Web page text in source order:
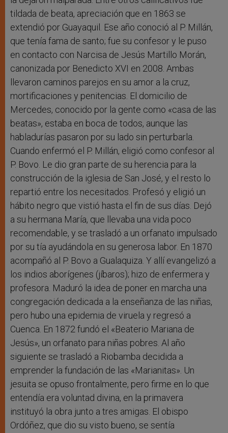
tildada de beata, apreciación que en 1863 se
extendió por Guayaquil. Ese año conoció al P. Millán,
que tenía fama de santo; fue su confesor y le puso
en contacto con Narcisa de Jesús Martillo Morán,
canonizada por Benedicto XVI en 2008. Ambas
llevaron caminos parejos en su amor a la cruz,
mortificaciones y penitencias. El domicilio de
Mercedes, conocido por la gente como «casa de las
beatas», estaba en boca de todos, aunque las
habladurías pasaron por su lado sin perturbarla.
Cuando enfermó el P. Millán, eligió como confesor al
P. Bovo. Le dio gran parte de su herencia para la
construcción de la iglesia de San José, y el resto lo
repartió entre los necesitados. Profesó y eligió un
hábito negro que vistió hasta el fin de sus días. Dejó
a su hermana María, que llevaba una vida poco
recomendable, y se trasladó a un orfanato impulsado
por su tía ayudándola en su generosa labor. En 1870
acompañó al P. Bovo a Gualaquiza. Y allí evangelizó a
los indios aborígenes (jíbaros); hizo de enfermera y
profesora. Maduró la idea de poner en marcha una
congregación dedicada a la enseñanza de las niñas,
pero hubo una epidemia de viruela y regresó a
Cuenca. En 1872 fundó el «Beaterio Mariana de
Jesús», un orfanato para niñas pobres. Al año
siguiente se trasladó a Riobamba decidida a
emprender la fundación de las «Marianitas». Un
jesuita se opuso frontalmente, pero firme en lo que
entendía era voluntad divina, en la primavera
instituyó la obra junto a tres amigas. El obispo
Ordóñez, que dio su visto bueno, se sentía